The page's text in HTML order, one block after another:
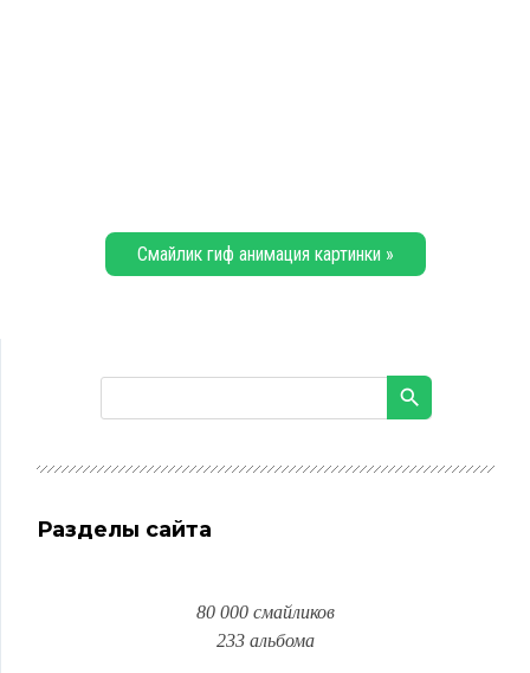
Смайлик гиф анимация картинки »
Разделы сайта
80 000 смайликов
233 альбома